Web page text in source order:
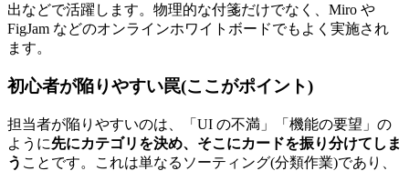
出などで活躍します。物理的な付箋だけでなく、Miro や
FigJam などのオンラインホワイトボードでもよく実施され
ます。
初心者が陥りやすい罠(ここがポイント)
担当者が陥りやすいのは、「UI の不満」「機能の要望」の
ように先にカテゴリを決め、そこにカードを振り分けてしま
う ことです。これは単なるソーティング(分類作業)であり、